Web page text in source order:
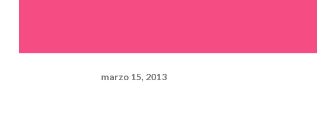
marzo 15, 2013